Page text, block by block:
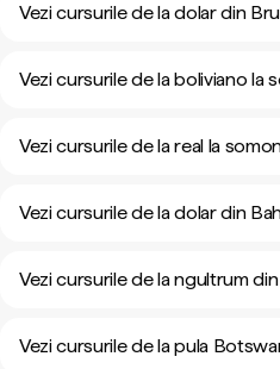
Vezi cursurile de la dolar din
Vezi cursurile de la boliviano la
Vezi cursurile de la real la
Vezi cursurile de la dolar din
Vezi cursurile de la ngultrum
Vezi cursurile de la pula